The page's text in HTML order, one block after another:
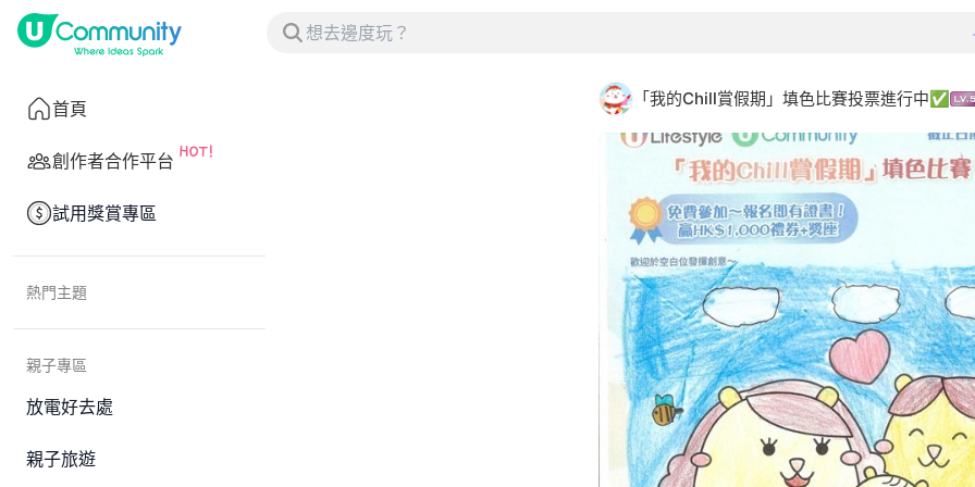
首頁
創作者合作平台
試用獎賞專區
熱門主題
親子專區
放電好去處
親子旅遊
「我的Chill賞假期」填色比賽投票進行中✅